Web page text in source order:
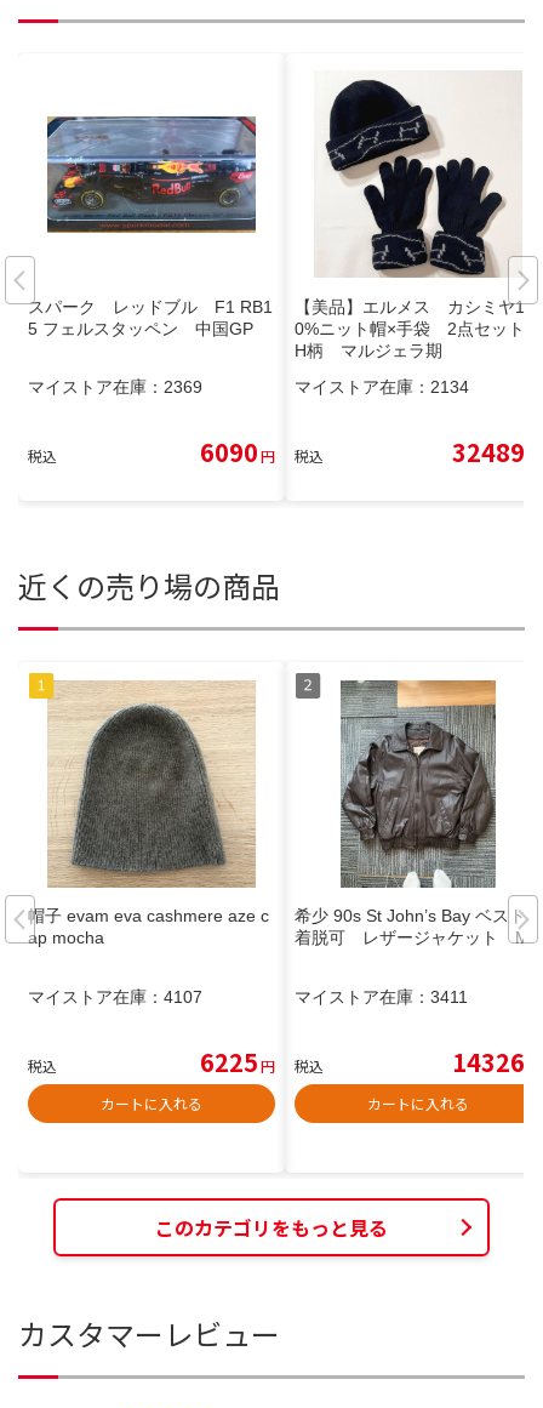
スパーク レッドブル F1 RB1
5 フェルスタッペン 中国GP
マイストア在庫： 2369
税込 6090円
【美品】エルメス カシミヤ10
0%ニット帽×手袋 2点セット
H柄 マルジェラ期
マイストア在庫： 2134
税込 32489
近くの売り場の商品
帽子 evam eva cashmere aze c
ap mocha
マイストア在庫： 4107
税込 6225円
カートに入れる
希少 90s St John’s Bay ベスト
着脱可 レザージャケット M
マイストア在庫： 3411
税込 14326
カートに入れる
このカテゴリをもっと見る
カスタマーレビュー